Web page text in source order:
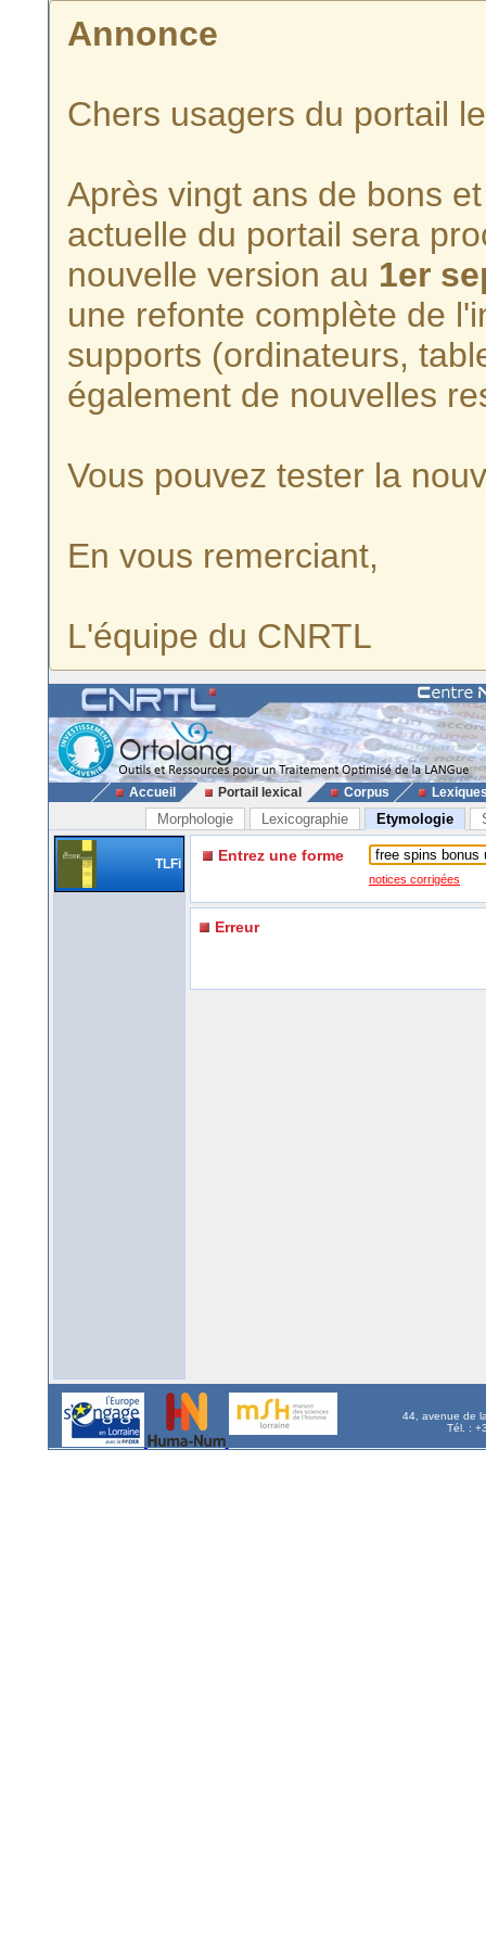
Annonce
Chers usagers du portail
Après vingt ans de bons
actuelle du portail sera
nouvelle version au 1er
une refonte complète de
supports (ordinateurs,
également de nouvelles
Vous pouvez tester la
En vous remerciant,
L'équipe du CNRTL
Accueil Portail lexical Corpus
Morphologie Lexicographie Etymologie
TLFi Entrez une forme
notices corrigées
Erreur
44, avenue de
Tél. :